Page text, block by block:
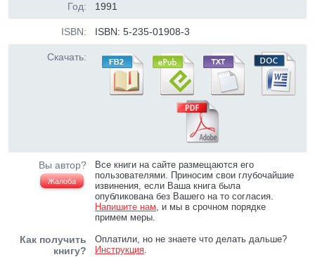
Год: 1991
ISBN: ISBN: 5-235-01908-3
Скачать:
Вы автор?
Жалоба
Все книги на сайте размещаются его
пользователями. Приносим свои глубочайшие
извинения, если Ваша книга была
опубликована без Вашего на то согласия.
Напишите нам, и мы в срочном порядке
примем меры.
Как получить
книгу?
Оплатили, но не знаете что делать дальше?
Инструкция.